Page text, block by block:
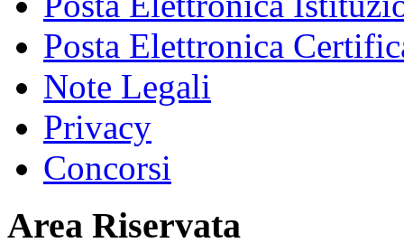
Posta Elettronica
Note Legali
Privacy
Concorsi
Area Riservata